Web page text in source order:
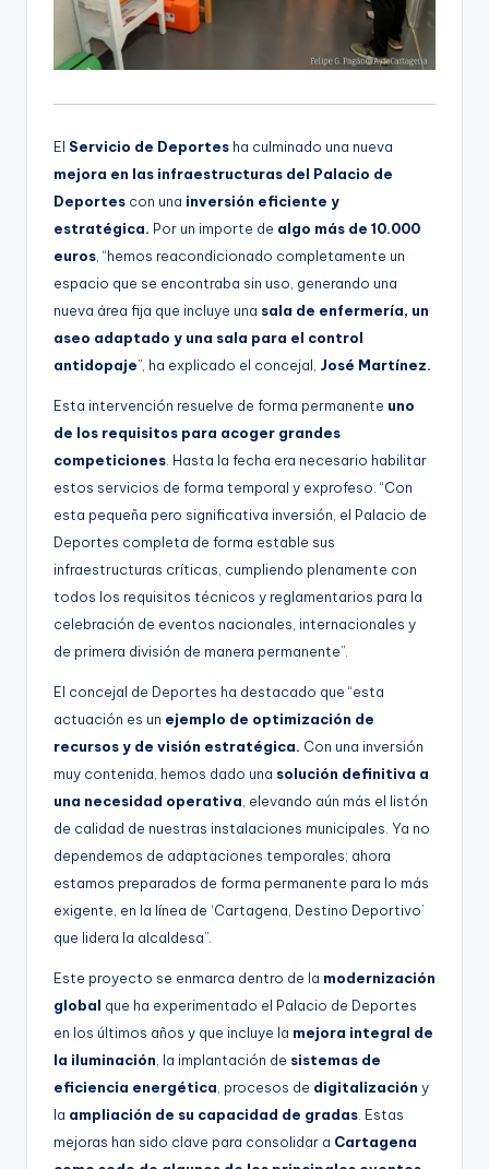
El Servicio de Deportes ha culminado una nueva
mejora en las infraestructuras del Palacio de
Deportes con una inversión eficiente y
estratégica. Por un importe de algo más de 10.000
euros , “hemos reacondicionado completamente un
espacio que se encontraba sin uso, generando una
nueva área fija que incluye una sala de enfermería, un
aseo adaptado y una sala para el control
antidopaje”, ha explicado el concejal, José Martínez.
Esta intervención resuelve de forma permanente uno
de los requisitos para acoger grandes
competiciones . Hasta la fecha era necesario habilitar
estos servicios de forma temporal y exprofeso. “Con
esta pequeña pero significativa inversión, el Palacio de
Deportes completa de forma estable sus
infraestructuras críticas, cumpliendo plenamente con
todos los requisitos técnicos y reglamentarios para la
celebración de eventos nacionales, internacionales y
de primera división de manera permanente”.
El concejal de Deportes ha destacado que “esta
actuación es un ejemplo de optimización de
recursos y de visión estratégica. Con una inversión
muy contenida, hemos dado una solución definitiva a
una necesidad operativa , elevando aún más el listón
de calidad de nuestras instalaciones municipales. Ya no
dependemos de adaptaciones temporales; ahora
estamos preparados de forma permanente para lo más
exigente, en la línea de ‘Cartagena, Destino Deportivo’
que lidera la alcaldesa”.
Este proyecto se enmarca dentro de la modernización
global que ha experimentado el Palacio de Deportes
en los últimos años y que incluye la mejora integral de
la iluminación , la implantación de sistemas de
eficiencia energética , procesos de digitalización y
la ampliación de su capacidad de gradas . Estas
mejoras han sido clave para consolidar a Cartagena